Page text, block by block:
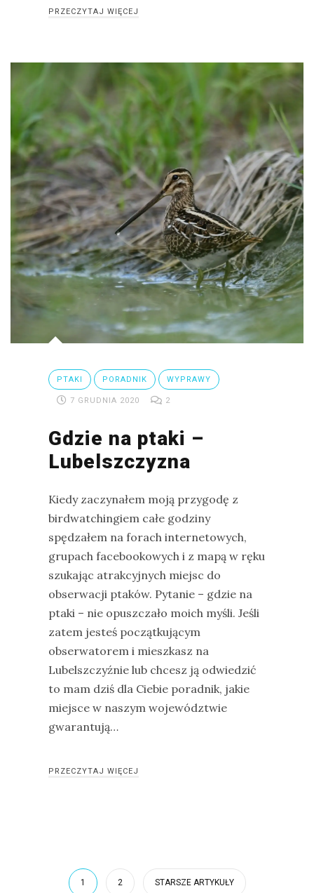
PRZECZYTAJ WIĘCEJ
PTAKI PORADNIK WYPRAWY
7 GRUDNIA 2020 2
Gdzie na ptaki –
Lubelszczyzna
Kiedy zaczynałem moją przygodę z
birdwatchingiem całe godziny
spędzałem na forach internetowych,
grupach facebookowych i z mapą w ręku
szukając atrakcyjnych miejsc do
obserwacji ptaków. Pytanie – gdzie na
ptaki – nie opuszczało moich myśli. Jeśli
zatem jesteś początkującym
obserwatorem i mieszkasz na
Lubelszczyźnie lub chcesz ją odwiedzić
to mam dziś dla Ciebie poradnik, jakie
miejsce w naszym województwie
gwarantują…
PRZECZYTAJ WIĘCEJ
1 2 STARSZE ARTYKUŁY